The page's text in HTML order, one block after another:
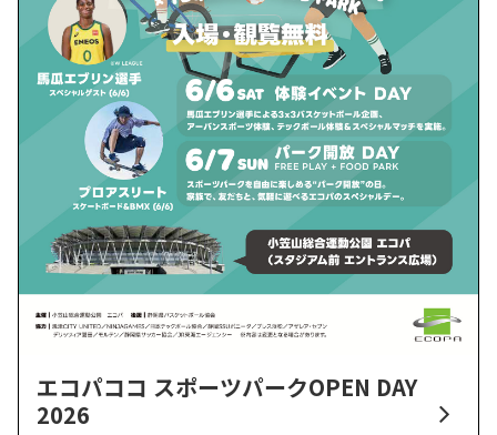
エコパココ スポーツパークOPEN DAY
2026